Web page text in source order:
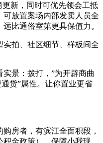
新，同时可优先领会工抵
放置案场内部发卖人员全
比通俗室第更具保值力。
拍、社区细节、样板间全
景：拨打，”为开辟商曲
货”属性。让你置业更省
房者，有滨江全面积段，